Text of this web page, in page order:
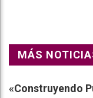
MÁS
«Construyendo